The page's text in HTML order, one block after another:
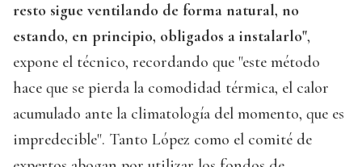
resto sigue ventilando de forma natural, no
estando, en principio, obligados a instalarlo",
expone el técnico, recordando que "este método
hace que se pierda la comodidad térmica, el calor
acumulado ante la climatología del momento, que es
impredecible". Tanto López como el comité de